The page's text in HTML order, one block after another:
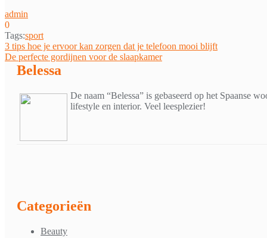
admin
0
Tags:sport
Bericht
navigatie
3 tips hoe je ervoor kan zorgen dat je telefoon mooi blijft
De perfecte gordijnen voor de slaapkamer
Belessa
De naam “Belessa” is gebaseerd op het Spaanse
lifestyle en interior. Veel leesplezier!
Categorieën
Beauty